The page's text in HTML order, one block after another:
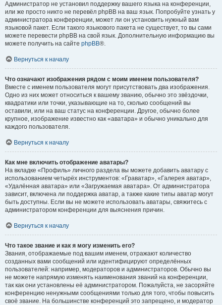
Администратор не установил поддержку вашего языка на конференции,
или же просто никто не перевёл phpBB на ваш язык. Попробуйте узнать у
администратора конференции, может ли он установить нужный вам
языковой пакет. Если такого языкового пакета не существует, то вы сами
можете перевести phpBB на свой язык. Дополнительную информацию вы
можете получить на сайте phpBB®.
Вернуться к началу
Что означают изображения рядом с моим именем пользователя?
Вместе с именем пользователя могут присутствовать два изображения.
Одно из них может относиться к вашему званию, обычно это звёздочки,
квадратики или точки, указывающие на то, сколько сообщений вы
оставили, или на ваш статус на конференции. Другое, обычно более
крупное, изображение известно как «аватара» и обычно уникально для
каждого пользователя.
Вернуться к началу
Как мне включить отображение аватары?
На вкладке «Профиль» личного раздела вы можете добавить аватару с
использованием четырёх инструментов: «Граватар», «Галерея аватар»,
«Удалённая аватара» или «Загружаемая аватара». От администратора
зависит, включена ли поддержка аватар, а также какие типы аватар могут
быть доступны. Если вы не можете использовать аватары, свяжитесь с
администратором конференции для выяснения причин.
Вернуться к началу
Что такое звание и как я могу изменить его?
Звания, отображаемые под вашим именем, отражают количество
созданных вами сообщений или идентифицируют определённых
пользователей: например, модераторов и администраторов. Обычно вы
не можете напрямую изменять наименования званий на конференции,
так как они установлены её администратором. Пожалуйста, не засоряйте
конференцию ненужными сообщениями только для того, чтобы повысить
своё звание. На большинстве конференций это запрещено, и модератор